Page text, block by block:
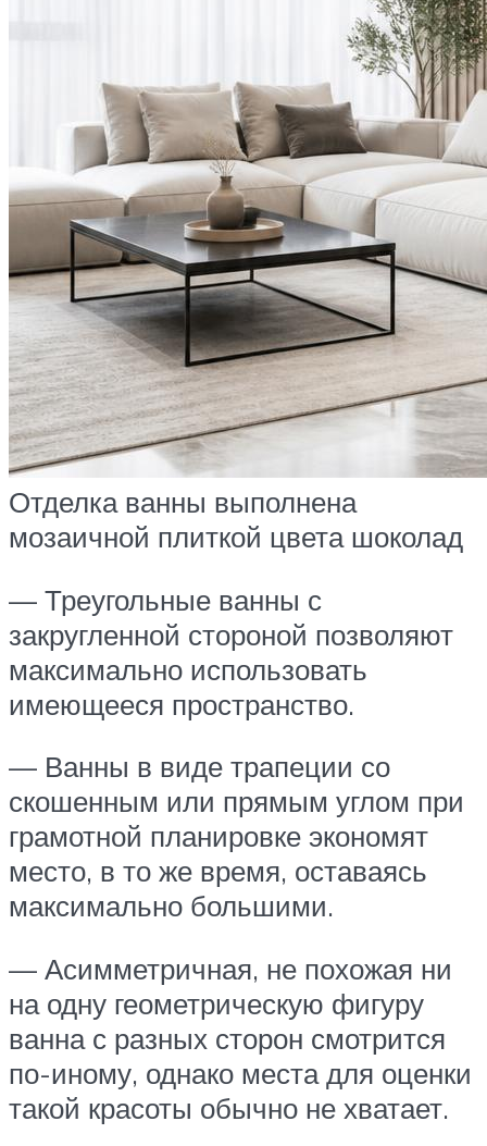
Отделка ванны выполнена
мозаичной плиткой цвета шоколад
— Треугольные ванны с
закругленной стороной позволяют
максимально использовать
имеющееся пространство.
— Ванны в виде трапеции со
скошенным или прямым углом при
грамотной планировке экономят
место, в то же время, оставаясь
максимально большими.
— Асимметричная, не похожая ни
на одну геометрическую фигуру
ванна с разных сторон смотрится
по-иному, однако места для оценки
такой красоты обычно не хватает.